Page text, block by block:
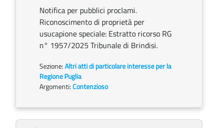
Notifica per pubblici proclami.
Riconoscimento di proprietà per
usucapione speciale: Estratto ricorso RG
n° 1957/2025 Tribunale di Brindisi.
Sezione:Altri atti di particolare interesse per la
Regione Puglia
Argomenti:Contenzioso